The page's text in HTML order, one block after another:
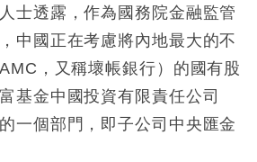
夥菜鳥拓全球智慧倉儲市場 加快海外
洛杉磯高球場活動前 男子攜槍彈被捕
士透露，作為國務院金融監管
中國正在考慮將內地最大的不
，又稱壞帳銀行）的國有股
基金中國投資有限責任公司
一個部門，即子公司中央匯金